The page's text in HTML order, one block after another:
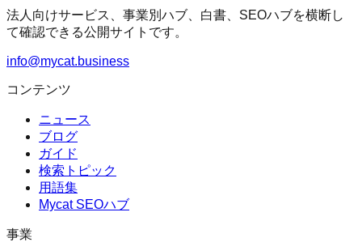
法人向けサービス、事業別ハブ、白書、SEOハブを横断し
て確認できる公開サイトです。
info@mycat.business
コンテンツ
ニュース
ブログ
ガイド
検索トピック
用語集
Mycat SEOハブ
事業